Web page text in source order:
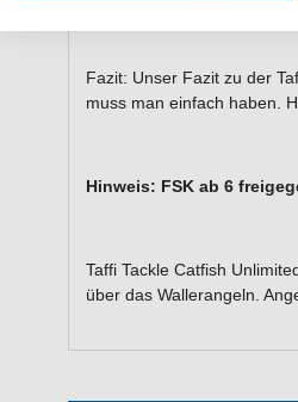
Fazit: Unser Fazit zu der
muss man einfach haben.
Hinweis: FSK ab 6
Taffi Tackle Catfish
über das Wallerangeln.